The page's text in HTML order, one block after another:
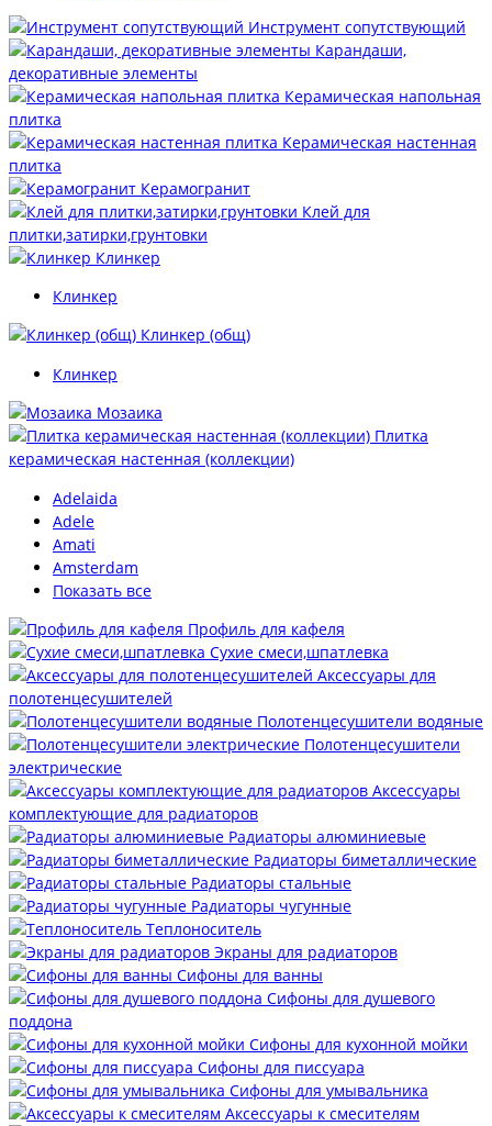
Инструмент сопутствующий
Карандаши,
декоративные элементы
Керамическая напольная
плитка
Керамическая настенная
плитка
Керамогранит
Клей для
плитки,затирки,грунтовки
Клинкер
Клинкер
Клинкер (общ)
Клинкер
Мозаика
Плитка
керамическая настенная (коллекции)
Adelaida
Adele
Amati
Amsterdam
Показать все
Профиль для кафеля
Сухие смеси,шпатлевка
Аксессуары для
полотенцесушителей
Полотенцесушители водяные
Полотенцесушители
электрические
Аксессуары
комплектующие для радиаторов
Радиаторы алюминиевые
Радиаторы биметаллические
Радиаторы стальные
Радиаторы чугунные
Теплоноситель
Экраны для радиаторов
Сифоны для ванны
Сифоны для душевого
поддона
Сифоны для кухонной мойки
Сифоны для писсуара
Сифоны для умывальника
Аксессуары к смесителям